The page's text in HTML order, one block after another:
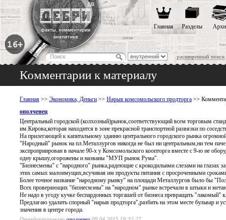
расширенный поиск
Главная Разделы
Комментарии к материалу
Главная >> Экономика, Деньги >> Нарыв комсомольского продторга >>
ополченец
Центральный городской (колхозный)рынок,соответствующий всем торговым
им.Кирова,которая находится в зоне прекрасной транспортной развязки по
На прилегающей к капитальному зданию центрального городского рынка
"Народный" рынок на пл.Металлургов никогда не был ни центральным,ни тем
экспроприирован в начале 90-х у Комсомольского коопторга вместе с 9-ю не
одну крышу,огорожены и названы "МУП рынок Рума".
"Бизнесмены" с "народного" рынка,радеющие с крокодильими слезами на глазах
этих самых малоимущих,всучивая им продукты питания с просроченными
Более точное название "народному рынку" на площади Металлургов было бы
Всех проверяющих "бизнесмэны" на "народном" рынке встречали в штыки и
Не надо в угоду кучке беспардонных торгашей от бизнеса превращать "лакомый"
Предлагаю удалить спорный "нарыв продторга",разбить на этом месте бульвар и
значения в центре города.